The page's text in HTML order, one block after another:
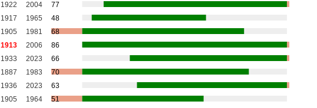
1922 2004
77
1917 1965
48
1905 1981
68
1913 2006
86
1933 2023
66
1887 1983
70
1936 2023
63
1905 1964
51